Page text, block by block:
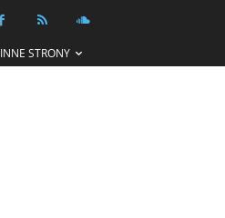
INNE STRONY